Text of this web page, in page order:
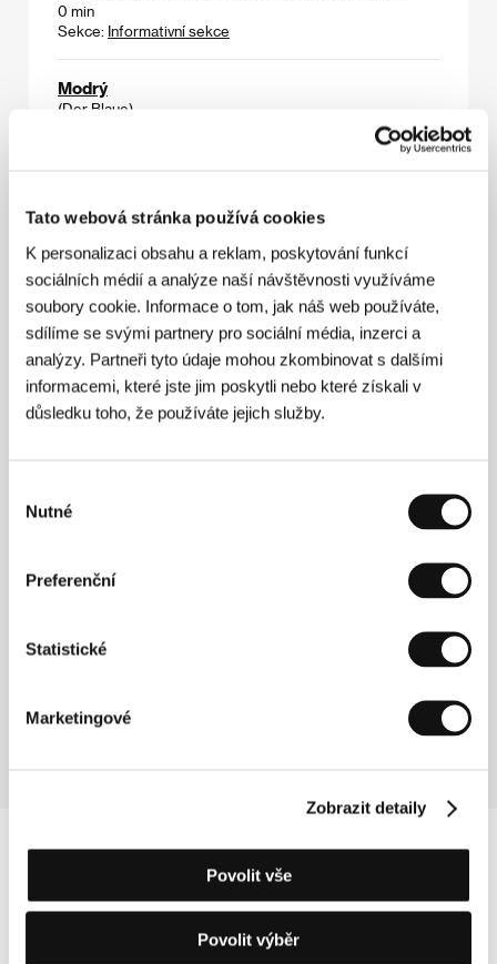
Tato webová stránka používá cookies
K personalizaci obsahu a reklam, poskytování funkcí
sociálních médií a analýze naší návštěvnosti využíváme
soubory cookie. Informace o tom, jak náš web používáte,
sdílíme se svými partnery pro sociální média, inzerci a
analýzy. Partneři tyto údaje mohou zkombinovat s dalšími
informacemi, které jste jim poskytli nebo které získali v
důsledku toho, že používáte jejich služby.
souhlasu
Nutné
Preferenční
Statistické
Marketingové
Zobrazit detaily
Povolit vše
Povolit výběr
0 min
Sekce: Informativní sekce
Modrý
(Der Blaue)
Režie: Lienhard Wawrzyn / Německo, 1993, 0 min
Možnosti dialogu
(Možnosti dialogu)
Režie: Jan Švankmajer / Česká republika, 1982, 0 min
Sekce:Portrét - Jan Švankmajer
Můj rodný bratr
(Mi hermano del Alma)
Režie: Mariano Barroso / Španělsko, 1993, 0 min
(Men Lie)
Sekce:
Soutěžní sekce
(Mužné hry)
Portrét - Jan Švankmajer